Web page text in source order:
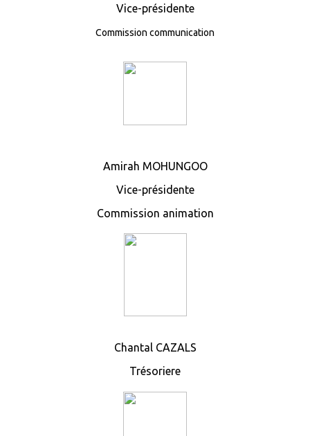
Vice-présidente
Commission communication
Amirah MOHUNGOO
Vice-présidente
Commission animation
Chantal CAZALS
Trésoriere